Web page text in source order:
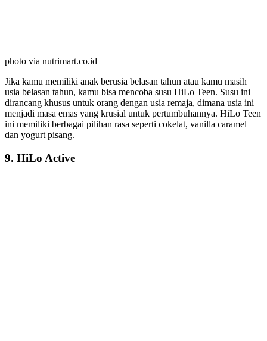
photo via nutrimart.co.id
Jika kamu memiliki anak berusia belasan tahun atau kamu masih
usia belasan tahun, kamu bisa mencoba susu HiLo Teen. Susu ini
dirancang khusus untuk orang dengan usia remaja, dimana usia ini
menjadi masa emas yang krusial untuk pertumbuhannya. HiLo Teen
ini memiliki berbagai pilihan rasa seperti cokelat, vanilla caramel
dan yogurt pisang.
9. HiLo Active